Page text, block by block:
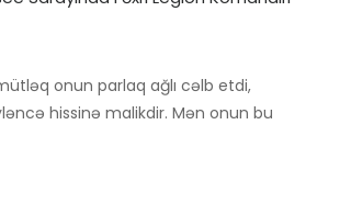
onun parlaq ağlı cəlb etdi,
hissinə malikdir. Mən onun bu